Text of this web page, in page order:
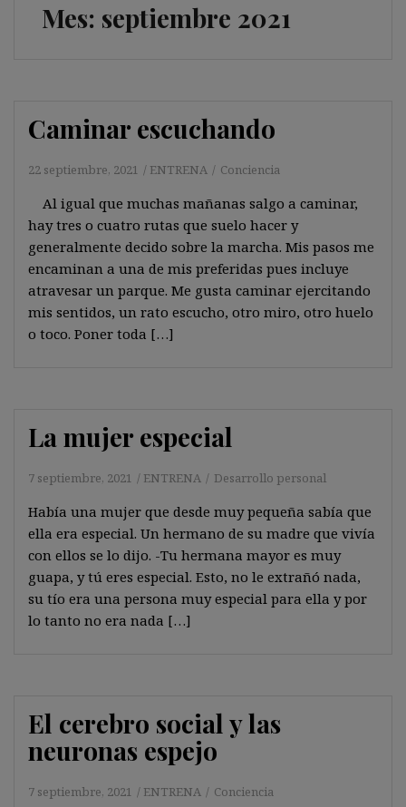
Mes: septiembre 2021
Caminar escuchando
22 septiembre, 2021 ENTRENA Conciencia
Al igual que muchas mañanas salgo a caminar,
hay tres o cuatro rutas que suelo hacer y
generalmente decido sobre la marcha. Mis pasos me
encaminan a una de mis preferidas pues incluye
atravesar un parque. Me gusta caminar ejercitando
mis sentidos, un rato escucho, otro miro, otro huelo
o toco. Poner toda […]
La mujer especial
7 septiembre, 2021 ENTRENA Desarrollo personal
Había una mujer que desde muy pequeña sabía que
ella era especial. Un hermano de su madre que vivía
con ellos se lo dijo. -Tu hermana mayor es muy
guapa, y tú eres especial. Esto, no le extrañó nada,
su tío era una persona muy especial para ella y por
lo tanto no era nada […]
El cerebro social y las
neuronas espejo
7 septiembre, 2021 ENTRENA Conciencia